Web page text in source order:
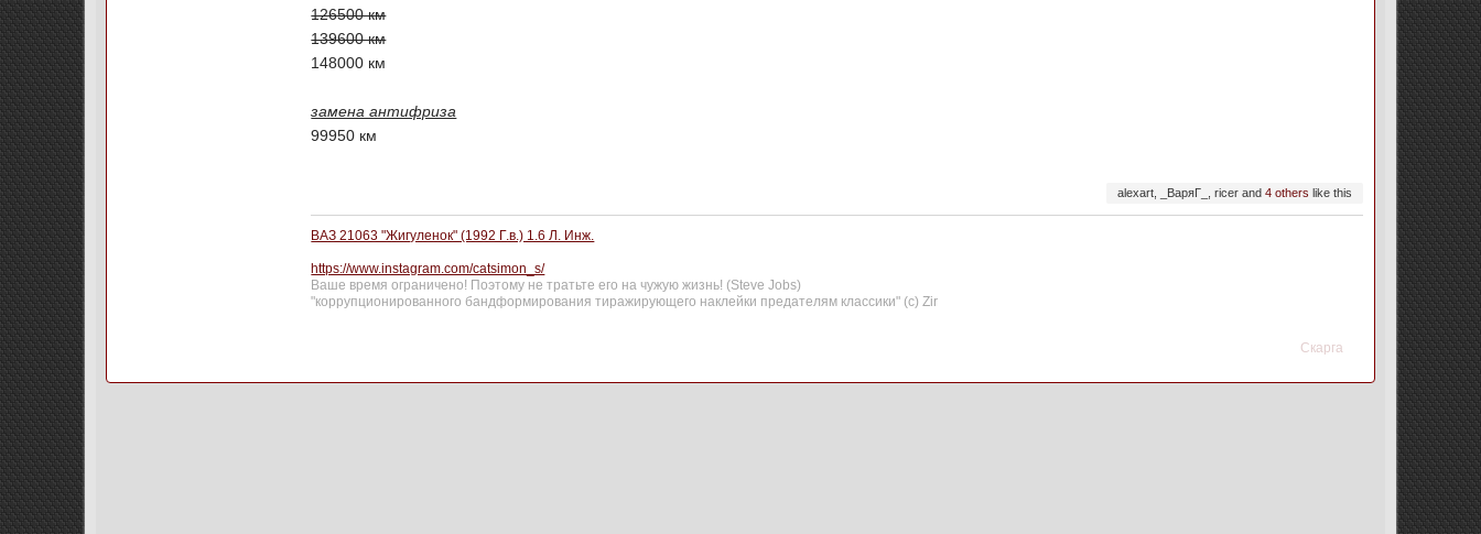
126500 км
139600 км
148000 км
замена антифриза
99950 км
alexart, _ВаряГ_, ricer and 4 others like this
ВАЗ 21063 "Жигуленок" (1992 Г.в.) 1.6 Л. Инж.
https://www.instagram.com/catsimon_s/
Ваше время ограничено! Поэтому не тратьте его на чужую жизнь! (Steve Jobs)
"коррупционированного бандформирования тиражирующего наклейки предателям классики" (с) Zir
Скарга